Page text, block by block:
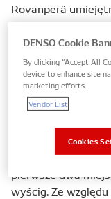
Rovanperä
mimo wpadnięcia
przejazdu uzyskał
siebie wzrosła
się już po zmroku:
miejsce, tracąc
Trudne chwile dla
Sébastien Ogier i
pierwsze dwa
wyścig. Ze
DENSO Cookie
By clicking “Accept All
device to enhance site
marketing efforts.
Vendor List
Cookies